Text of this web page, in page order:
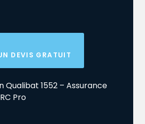
DEVIS GRATUIT
Qualibat 1552 – Assurance
Pro